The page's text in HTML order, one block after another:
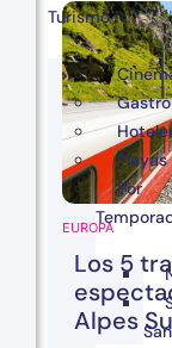
EUROPA
Los 5
Alpes
Turismo
Playas
Por